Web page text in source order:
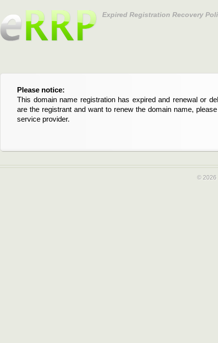
Expired Registration Recovery
Please notice:
This domain name registration has expired and renewal or
are the registrant and want to renew the domain name,
service provider.
Bitte beachten Sie:
Diese Domainregistrierung ist abgelaufen und die
Domain stehen an. Wenn Sie der Registrant sind und
verlängern möchten, kontaktieren Sie bitte Ihren Service-
© 2026